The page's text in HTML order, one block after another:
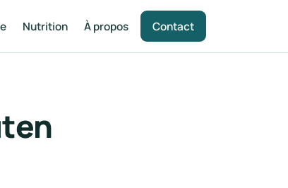
Nutrition À propos Contact